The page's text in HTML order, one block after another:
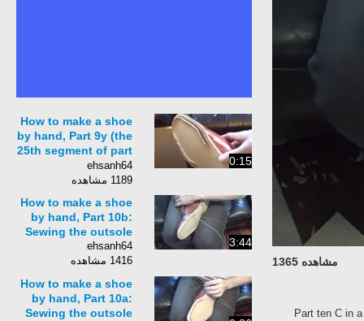
مشاهده 1365
Part ten C in
0:15
How to make a shoe
by hand, Part 9y (the
25th segment of part
9): The rand and the
welting
ehsanh64
1189 مشاهده
3:44
How to make a shoe
by hand, Part 10b:
Sewing the outsole
ehsanh64
1416 مشاهده
How to make a shoe
by hand, Part 10a:
Sewing the outsole